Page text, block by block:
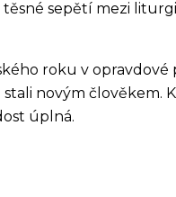
sepětí mezi
roku v opravdové
novým člověkem.
úplná.